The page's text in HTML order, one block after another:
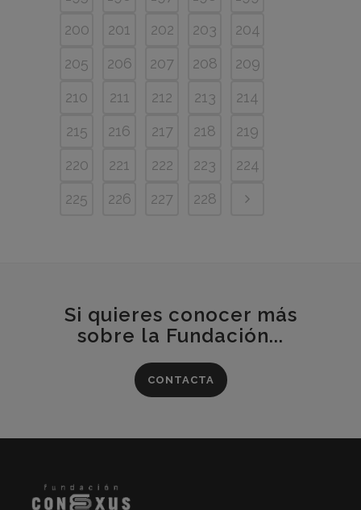
200
201 202 203
204
205
206 207 208
209
210
211 212 213
214
215
216 217 218
219
220
221 222 223
224
225
226 227 228
Si quieres conocer más
sobre la Fundación...
CONTACTA